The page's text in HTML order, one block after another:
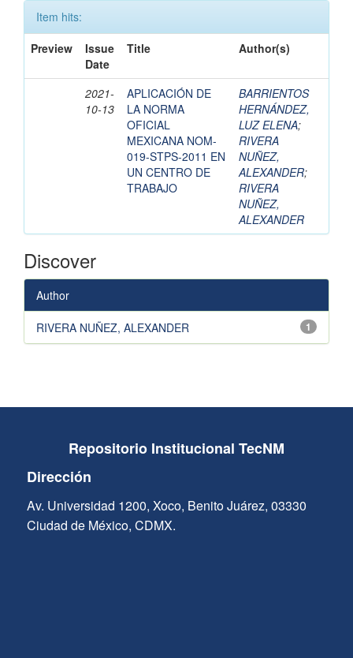
Item hits:
Preview
Issue
Date
Title Author(s)
2021-
10-13
APLICACIÓN DE
LA NORMA
OFICIAL
MEXICANA NOM-
019-STPS-2011 EN
UN CENTRO DE
TRABAJO
BARRIENTOS
HERNÁNDEZ,
LUZ ELENA;
RIVERA
NUÑEZ,
ALEXANDER;
RIVERA
NUÑEZ,
ALEXANDER
Discover
Author
1
RIVERA NUÑEZ, ALEXANDER
Repositorio Institucional TecNM
Dirección
Av. Universidad 1200, Xoco, Benito Juárez, 03330
Ciudad de México, CDMX.